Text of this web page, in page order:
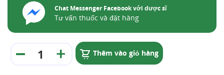
Chat Messenger Facebook với dược sĩ
Tư vấn thuốc và đặt hàng
Thêm vào giỏ hàng